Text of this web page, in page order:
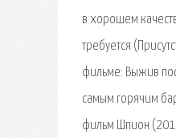
в хорошем
требуется
фильме: Выжив
самым горячим
фильм Шпион